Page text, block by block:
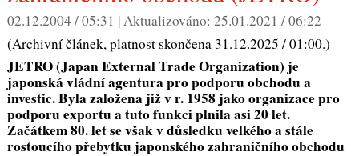
02.12.2004 / 05:31 |Aktualizováno: 25.01.2021 / 06:22
(Archivní článek, platnost skončena 31.12.2025 / 01:00.)
JETRO (Japan External Trade Organization) je
japonská vládní agentura pro podporu obchodu a
investic. Byla založena již v r. 1958 jako organizace pro
podporu exportu a tuto funkci plnila asi 20 let.
Začátkem 80. let se však v důsledku velkého a stále
rostoucího přebytku japonského zahraničního obchodu